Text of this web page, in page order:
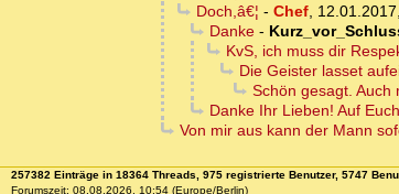
Doch,â€¦ - Chef,
Danke-
KvS, ich muss dir
Die Geister lasset
Schön gesagt. Auch
Danke Ihr Lieben! Auf
Von mir aus kann der Mann
257382 Einträge in 18364 Threads, 975 registrierte Benutzer, 5747
Forumszeit: 08.08.2026, 10:54 (Europe/Berlin)